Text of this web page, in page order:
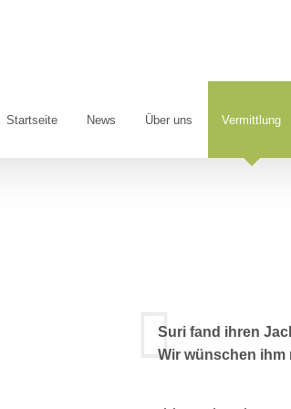
Startseite News Über uns Vermittlung
Suri fand ihren
Wir wünschen ihm